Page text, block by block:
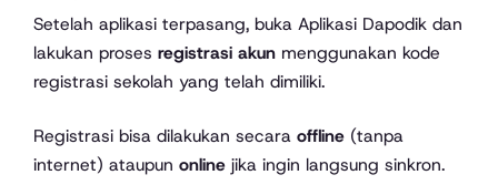
Setelah aplikasi terpasang, buka Aplikasi Dapodik dan
lakukan proses registrasi akun menggunakan kode
registrasi sekolah yang telah dimiliki.
Registrasi bisa dilakukan secara offline (tanpa
internet) ataupun online jika ingin langsung sinkron.